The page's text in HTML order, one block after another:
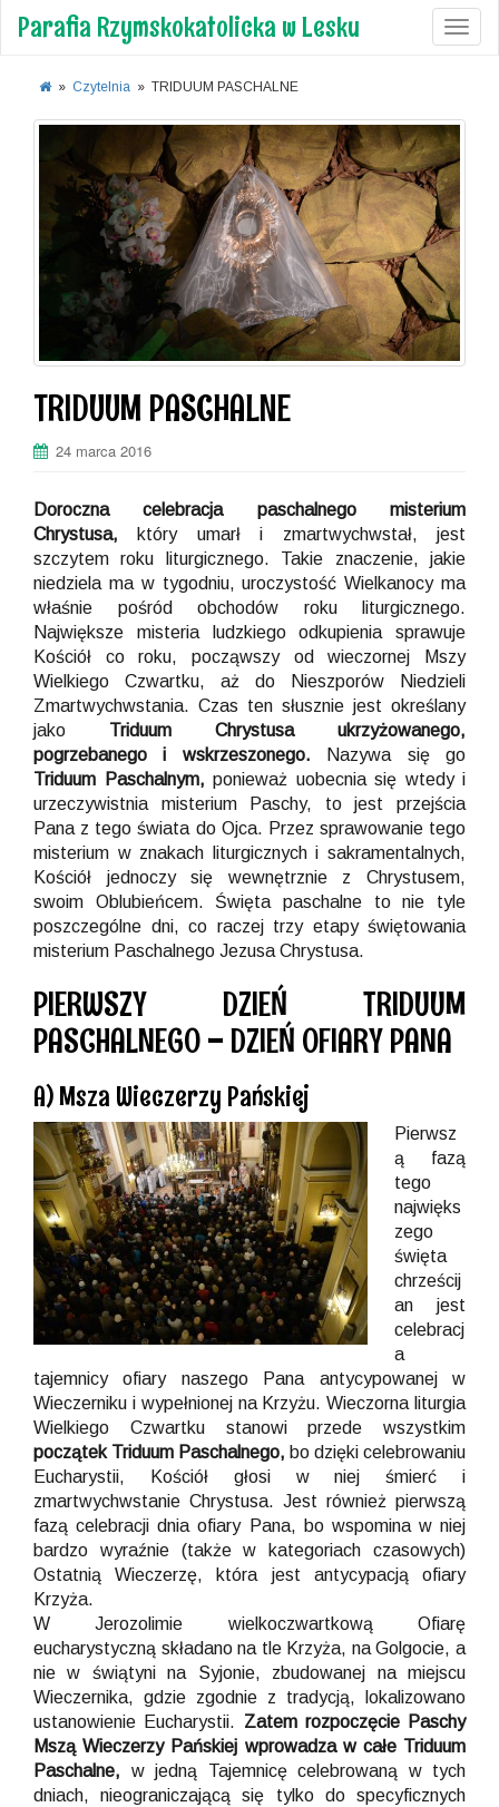
Parafia Rzymskokatolicka w Lesku
» Czytelnia » TRIDUUM PASCHALNE
TRIDUUM PASCHALNE
24 marca 2016
Doroczna celebracja paschalnego misterium
Chrystusa, który umarł i zmartwychwstał, jest
szczytem roku liturgicznego. Takie znaczenie, jakie
niedziela ma w tygodniu, uroczystość Wielkanocy ma
właśnie pośród obchodów roku liturgicznego.
Największe misteria ludzkiego odkupienia sprawuje
Kościół co roku, począwszy od wieczornej Mszy
Wielkiego Czwartku, aż do Nieszporów Niedzieli
Zmartwychwstania. Czas ten słusznie jest określany
jako Triduum Chrystusa ukrzyżowanego,
pogrzebanego i wskrzeszonego. Nazywa się go
Triduum Paschalnym, ponieważ uobecnia się wtedy i
urzeczywistnia misterium Paschy, to jest przejścia
Pana z tego świata do Ojca. Przez sprawowanie tego
misterium w znakach liturgicznych i sakramentalnych,
Kościół jednoczy się wewnętrznie z Chrystusem,
swoim Oblubieńcem. Święta paschalne to nie tyle
poszczególne dni, co raczej trzy etapy świętowania
misterium Paschalnego Jezusa Chrystusa.
PIERWSZY DZIEŃ TRIDUUM
PASCHALNEGO – DZIEŃ OFIARY PANA
A) Msza Wieczerzy Pańskiej
Pierwsz
ą fazą
tego
najwięks
zego
święta
chrześcij
an jest
celebracj
a
tajemnicy ofiary naszego Pana antycypowanej w
Wieczerniku i wypełnionej na Krzyżu. Wieczorna liturgia
Wielkiego Czwartku stanowi przede wszystkim
początek Triduum Paschalnego, bo dzięki celebrowaniu
Eucharystii, Kościół głosi w niej śmierć i
zmartwychwstanie Chrystusa. Jest również pierwszą
fazą celebracji dnia ofiary Pana, bo wspomina w niej
bardzo wyraźnie (także w kategoriach czasowych)
Ostatnią Wieczerzę, która jest antycypacją ofiary
Krzyża.
W Jerozolimie wielkoczwartkową Ofiarę
eucharystyczną składano na tle Krzyża, na Golgocie, a
nie w świątyni na Syjonie, zbudowanej na miejscu
Wieczernika, gdzie zgodnie z tradycją, lokalizowano
ustanowienie Eucharystii. Zatem rozpoczęcie Paschy
Mszą Wieczerzy Pańskiej wprowadza w całe Triduum
Paschalne, w jedną Tajemnicę celebrowaną w tych
dniach, nieograniczającą się tylko do specyficznych